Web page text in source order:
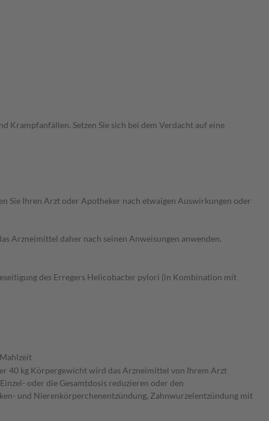
Krampfanfällen. Setzen Sie sich bei dem Verdacht auf eine
Sie Ihren Arzt oder Apotheker nach etwaigen Auswirkungen oder
Arzneimittel daher nach seinen Anweisungen anwenden.
des Erregers Helicobacter pylori (in Kombination mit
40 kg Körpergewicht wird das Arzneimittel von Ihrem Arzt
oder die Gesamtdosis reduzieren oder den
und Nierenkörperchenentzündung, Zahnwurzelentzündung mit